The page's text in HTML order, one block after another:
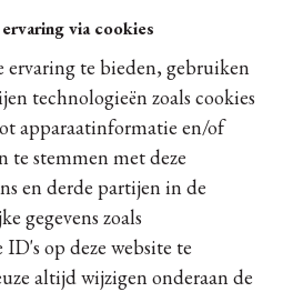
via cookies
ervaring te bieden, gebruiken
technologieën zoals cookies
apparaatinformatie en/of
te stemmen met deze
en derde partijen in de
gegevens zoals
op deze website te
altijd wijzigen onderaan de
Te huur